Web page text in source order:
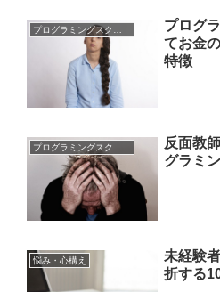
プログ
てお金
特徴
反面教
グラミ
悩み・心構え
未経験
折する